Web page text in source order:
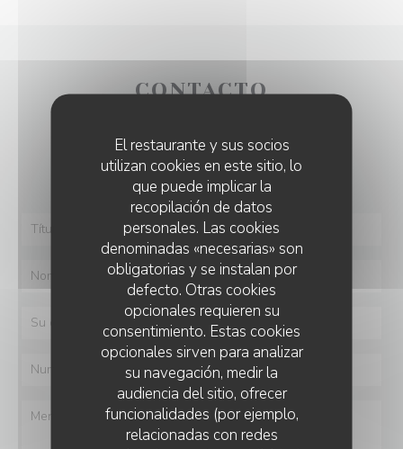
El restaurante y sus socios
utilizan cookies en este sitio, lo
que puede implicar la
recopilación de datos
personales. Las cookies
denominadas «necesarias» son
obligatorias y se instalan por
defecto. Otras cookies
opcionales requieren su
consentimiento. Estas cookies
opcionales sirven para analizar
su navegación, medir la
audiencia del sitio, ofrecer
funcionalidades (por ejemplo,
relacionadas con redes
CONTACTO
¿Desea ponerse en contacto con nosotros?
Rellene el siguiente formulario.